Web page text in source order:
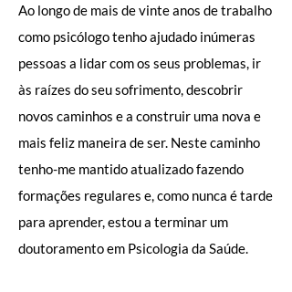
Ao longo de mais de vinte anos de trabalho
como psicólogo tenho ajudado inúmeras
pessoas a lidar com os seus problemas, ir
às raízes do seu sofrimento, descobrir
novos caminhos e a construir uma nova e
mais feliz maneira de ser. Neste caminho
tenho-me mantido atualizado fazendo
formações regulares e, como nunca é tarde
para aprender, estou a terminar um
doutoramento em Psicologia da Saúde.